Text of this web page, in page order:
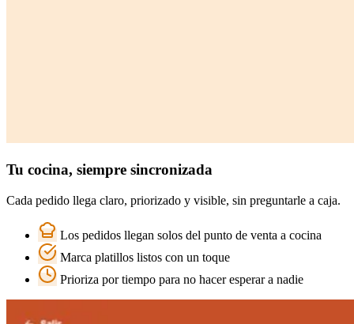
Tu cocina, siempre sincronizada
Cada pedido llega claro, priorizado y visible, sin preguntarle a caja.
Los pedidos llegan solos del punto de venta a cocina
Marca platillos listos con un toque
Prioriza por tiempo para no hacer esperar a nadie